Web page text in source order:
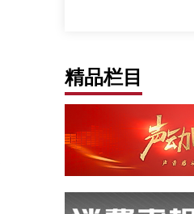
精品栏目